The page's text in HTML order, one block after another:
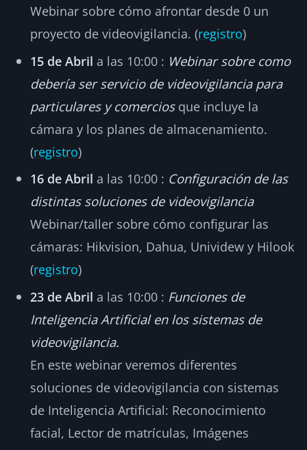
Webinar sobre cómo afrontar desde 0 un
proyecto de videovigilancia. (registro)
15 de Abril a las 10:00 : Webinar sobre como
debería ser servicio de videovigilancia para
particulares y comerciosque incluye la
cámara y los planes de almacenamiento.
(registro)
16 de Abril a las 10:00 : Configuración de las
distintas soluciones de videovigilancia
Webinar/taller sobre cómo configurar las
cámaras: Hikvision, Dahua, Unividew y Hilook
(registro)
23 de Abril a las 10:00 : Funciones de
Inteligencia Artificial en los sistemas de
videovigilancia.
En este webinar veremos diferentes
soluciones de videovigilancia con sistemas
de Inteligencia Artificial: Reconocimiento
facial, Lector de matrículas, Imágenes